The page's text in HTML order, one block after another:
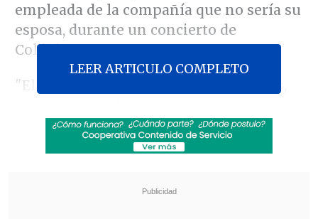
empleada de la compañía que no sería su
esposa, durante un concierto de
Coldplay.
"El cofundador y director de productos,
como director ejecutivo interino debido a
que Andy Byron
ha sido apartado
compañía a través de un comunicado en
LEER ARTICULO COMPLETO